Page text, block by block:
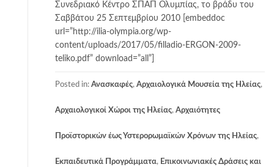
Συνεδριακό Κέντρο ΣΠΑΠ Ολυμπίας, το βράδυ του
Σαββάτου 25 Σεπτεμβρίου 2010 [embeddoc
url=”http://ilia-olympia.org/wp-
content/uploads/2017/05/filladio-ERGON-2009-
teliko.pdf” download=”all”]
Posted in: Ανασκαφές, Αρχαιολογικά Μουσεία της Ηλείας,
Αρχαιολογικοί Χώροι της Ηλείας, Αρχαιότητες
Προϊστορικών έως Υστερορωμαϊκών Χρόνων της Ηλείας,
Εκπαιδευτικά Προγράμματα, Επικοινωνιακές Δράσεις και